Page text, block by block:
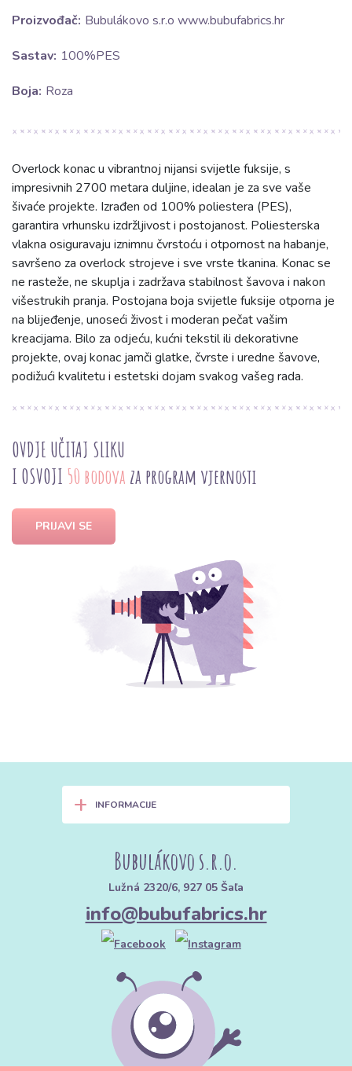
Proizvođač: Bubulákovo s.r.o www.bubufabrics.hr
Sastav: 100%PES
Boja: Roza
Overlock konac u vibrantnoj nijansi svijetle fuksije, s
impresivnih 2700 metara duljine, idealan je za sve vaše
šivaće projekte. Izrađen od 100% poliestera (PES),
garantira vrhunsku izdržljivost i postojanost. Poliesterska
vlakna osiguravaju iznimnu čvrstoću i otpornost na habanje,
savršeno za overlock strojeve i sve vrste tkanina. Konac se
ne rasteže, ne skuplja i zadržava stabilnost šavova i nakon
višestrukih pranja. Postojana boja svijetle fuksije otporna je
na blijeđenje, unoseći živost i moderan pečat vašim
kreacijama. Bilo za odjeću, kućni tekstil ili dekorativne
projekte, ovaj konac jamči glatke, čvrste i uredne šavove,
podižući kvalitetu i estetski dojam svakog vašeg rada.
OVDJE UČITAJ SLIKU
I OSVOJI 50 bodova za program vjernosti
PRIJAVI SE
+ INFORMACIJE
Bubulákovo s.r.o.
Lužná 2320/6, 927 05 Šaľa
info@bubufabrics.hr